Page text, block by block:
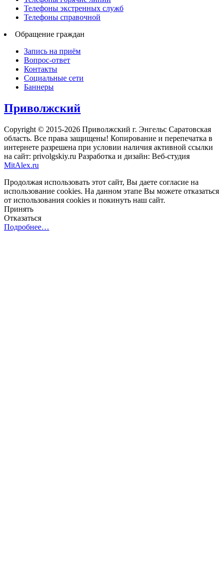
Телефоны экстренных служб
Телефоны справочной
Обращение граждан
Запись на приём
Вопрос-ответ
Контакты
Социальные сети
Баннеры
Приволжский
Copyright © 2015-2026 Приволжский г. Энгельс Саратовская
область. Все права защищены! Копирование и перепечатка в
интернете разрешена при условии наличия активной ссылки
на сайт: privolgskiy.ru Разработка и дизайн: Веб-студия
MitAlex.ru
Продолжая использовать этот сайт, Вы даете согласие на
использование cookies. На данном этапе Вы можете отказаться
от использования cookies и покинуть наш сайт.
Принять
Отказаться
Подробнее…